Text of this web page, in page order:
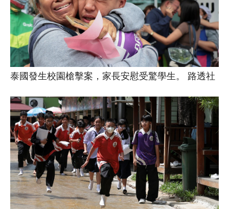
泰國發生校園槍擊案，家長安慰受驚學生。 路透社